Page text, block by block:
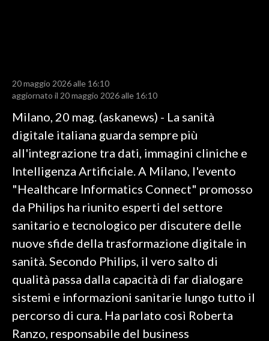
SPORT
RISULTATI E CLASSIFICHE
CALCIO
CALCIO REGIONALE
BASKET
VOLLEY
MOTORI
TENNIS
ALTRI SPORT
CULTURA
SPETTACOLI
GOSSIP
20 maggio 2026 alle 16:10
aggiornato il 20 maggio 2026 alle 16:10
Milano, 20 mag. (askanews) - La sanità
digitale italiana guarda sempre più
all'integrazione tra dati, immagini cliniche e
Intelligenza Artificiale. A Milano, l'evento
"Healthcare Informatics Connect" promosso
da Philips ha riunito esperti del settore
sanitario e tecnologico per discutere delle
nuove sfide della trasformazione digitale in
sanità. Secondo Philips, il vero salto di
qualità passa dalla capacità di far dialogare
sistemi e informazioni sanitarie lungo tutto il
percorso di cura. Ha parlato così Roberta
Ranzo, responsabile del business